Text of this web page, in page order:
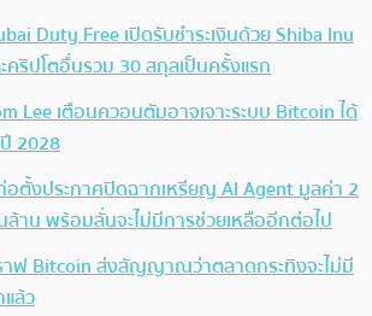
Duty Free เปิดรับชำระเงินด้วย Shiba Inu
คริปโตอื่นรวม 30 สกุลเป็นครั้งแรก
Lee เตือนควอนตัมอาจเจาะระบบ Bitcoin ได้
2028
ตั้งประกาศปิดฉากเหรียญ AI Agent มูลค่า 2
าน พร้อมลั่นจะไม่มีการช่วยเหลืออีกต่อไป
ฟ Bitcoin ส่งสัญญาณว่าตลาดกระทิงจะไม่มี
ล้ว